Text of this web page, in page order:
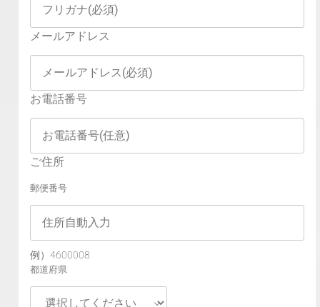
メールアドレス
お電話番号
ご住所
郵便番号
例）4600008
都道府県